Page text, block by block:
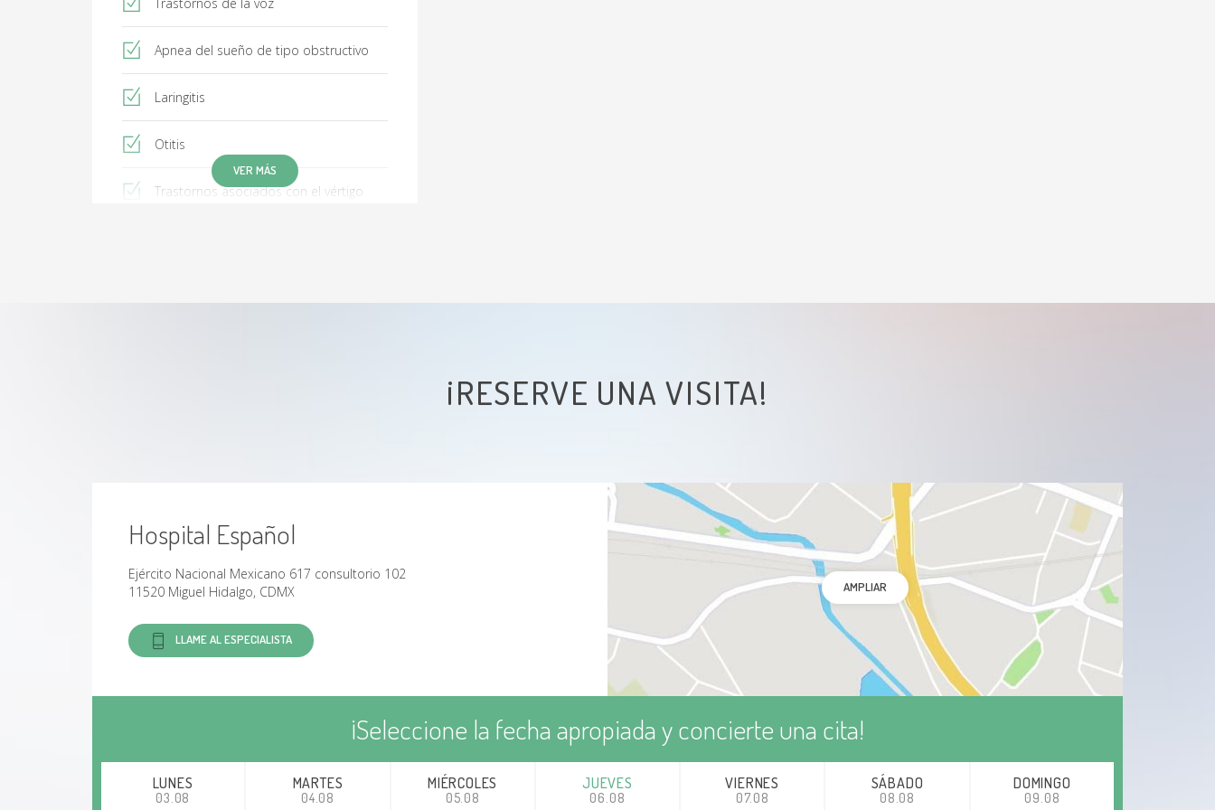
Thyroid Carcinoma—Case Report of a
2021 Jul 6: 00145-9. doi: 10.1016/j.anorl
Epub ahead of print. PMID: 34244104.
Canales-Medina M. Endoscopic closure
of pharyngocutaneous fistula with fat
injections: How i do it (with video). Eur
Ann Otorhinolaryngol Head Neck Dis.
2021 Jun 14: 00125-3. doi:
10.1016/j.anorl Epub ahead of print.
PMID: 34140265.
Soluciones Salinas en
Otorrinolaringología. 2024.
Intersistemas
Apnea del sueño de tipo obstructivo
Laringitis
Otitis
Trastornos asociados con el vértigo
Tumores de las glándulas salivales
Cáncer de las cuerdas vocales
Cáncer de cabeza y cuello
Nódulo Tiroideo
VER MÁS
¡RESERVE UNA VISITA!
Hospital Español
Ejército Nacional Mexicano 617 consultorio 102
11520 Miguel Hidalgo, CDMX
LLAME AL ESPECIALISTA
AMPLIAR
¡Seleccione la fecha apropiada y concierte una cita!
LUNES
03.08
MARTES
04.08
MIÉRCOLES
05.08
JUEVES
06.08
VIERNES
07.08
SÁBADO
08.08
DOMINGO
09.08